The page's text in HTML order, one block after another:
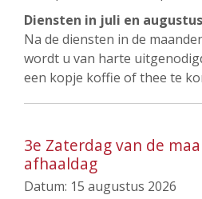
Diensten in juli en
Na de diensten in de
wordt u van harte
een kopje koffie of thee te
3e Zaterdag van de
afhaaldag
Datum: 15 augustus 2026